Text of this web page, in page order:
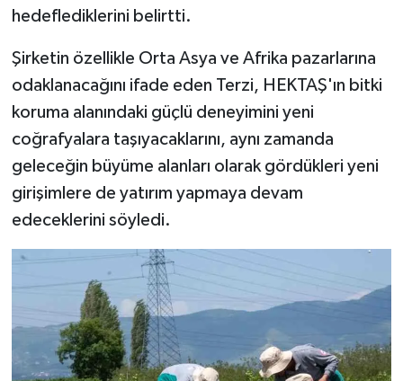
hedeflediklerini belirtti.
Şirketin özellikle Orta Asya ve Afrika pazarlarına
odaklanacağını ifade eden Terzi, HEKTAŞ'ın bitki
koruma alanındaki güçlü deneyimini yeni
coğrafyalara taşıyacaklarını, aynı zamanda
geleceğin büyüme alanları olarak gördükleri yeni
girişimlere de yatırım yapmaya devam
edeceklerini söyledi.